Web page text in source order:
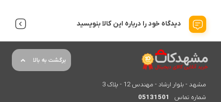
دیدگاه خود را درباره این کالا بنویسید
برگشت به بالا
مشهد - بلوار ارشاد - مهندس 12 - پلاک 3
شماره تماس
05131501